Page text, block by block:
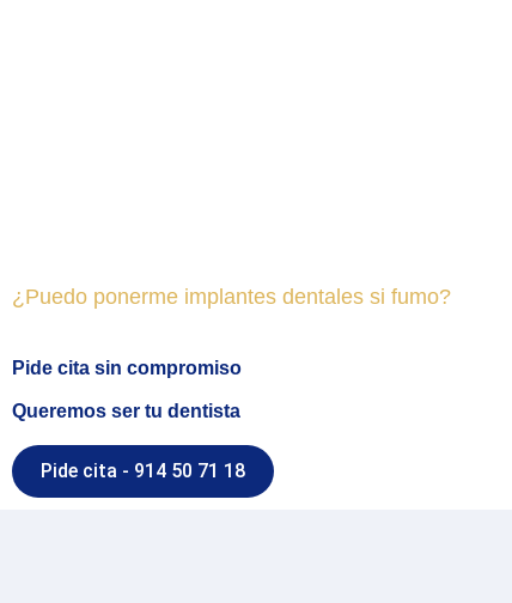
¿Puedo ponerme implantes dentales si fumo?
Pide cita sin compromiso
Queremos ser tu dentista
Pide cita - 914 50 71 18